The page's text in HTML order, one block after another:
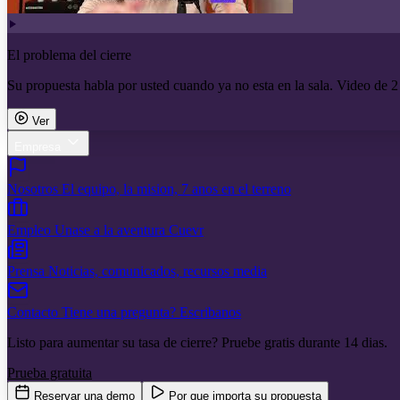
El problema del cierre
Su propuesta habla por usted cuando ya no esta en la sala. Video de
Ver
Nosotros El equipo, la mision, 7 anos en el terreno
Empleo Unase a la aventura Cuevr
Prensa Noticias, comunicados, recursos media
Contacto Tiene una pregunta? Escribanos
Listo para aumentar su tasa de cierre? Pruebe gratis durante 14 dias.
Prueba gratuita
Reservar una demo Por que importa su propuesta